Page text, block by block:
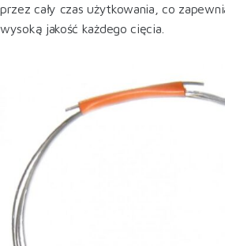
przez cały czas użytkowania, co
wysoką jakość każdego cięcia.